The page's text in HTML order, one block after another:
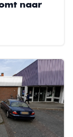
naar